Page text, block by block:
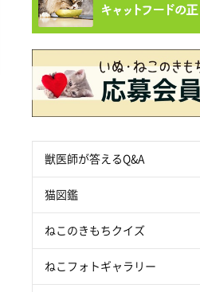
獣医師が答えるQ&A
猫図鑑
ねこのきもちクイズ
ねこフォトギャラリー